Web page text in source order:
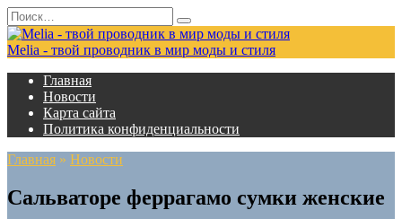
Перейти
к
содержанию
Search
for:
Melia - твой проводник в мир моды и стиля
Главная
Новости
Карта сайта
Политика конфиденциальности
Главная » Новости
Сальваторе феррагамо сумки женские